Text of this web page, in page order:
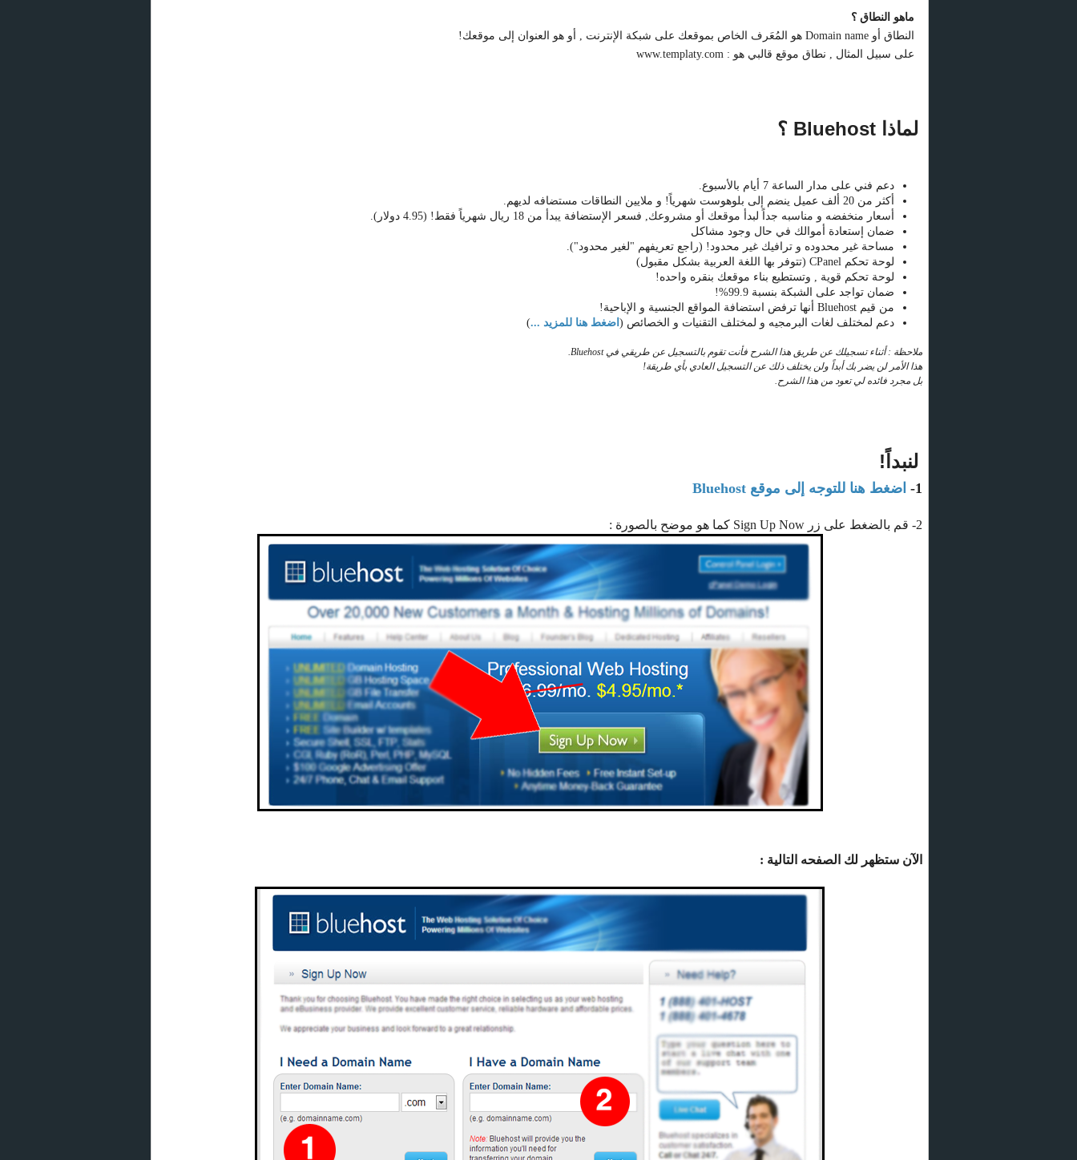
ماهو النطاق ؟
النطاق أو Domain name هو المُعَرف الخاص بموقعك على شبكة الإنترنت , أو هو العنوان إلى موقعك!
على سبيل المثال , نطاق موقع قالبي هو : www.templaty.com
لماذا Bluehost ؟
دعم فني على مدار الساعة 7 أيام بالأسبوع.
أكثر من 20 ألف عميل ينضم إلى بلوهوست شهرياً! و ملايين النطاقات مستضافه لديهم.
أسعار منخفضه و مناسبه جداً لبدأ موقعك أو مشروعك, فسعر الإستضافة يبدأ من 18 ريال شهرياً فقط! (4.95 دولار).
ضمان إستعادة أموالك في حال وجود مشاكل
مساحة غير محدوده و ترافيك غير محدود! (راجع تعريفهم "لغير محدود").
لوحة تحكم CPanel (تتوفر بها اللغة العربية بشكل مقبول)
لوحة تحكم قوية , وتستطيع بناء موقعك بنقره واحده!
ضمان تواجد على الشبكة بنسبة 99.9%!
من قيم Bluehost أنها ترفض استضافة المواقع الجنسية و الإباحية!
دعم لمختلف لغات البرمجيه و لمختلف التقنيات و الخصائص ( اضغط هنا للمزيد ...)
ملاحظة : أثناء تسجيلك عن طريق هذا الشرح فأنت تقوم بالتسجيل عن طريقي في Bluehost.
هذا الأمر لن يضر بك أبداً ولن يختلف ذلك عن التسجيل العادي بأي طريقة!
بل مجرد فائده لي تعود من هذا الشرح.
لنبداً!
1- اضغط هنا للتوجه إلى موقع Bluehost
2- قم بالضغط على زر Sign Up Now كما هو موضح بالصورة :
الآن ستظهر لك الصفحه التالية :